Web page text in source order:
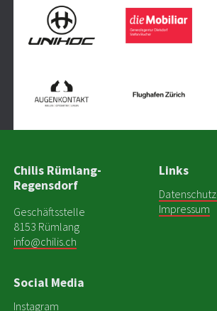
Chilis Rümlang-
Regensdorf
Geschäftsstelle
8153 Rümlang
info@chilis.ch
Links
Impressum
Social Media
Instagram